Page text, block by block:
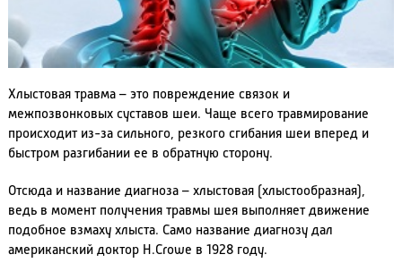
Хлыстовая травма – это повреждение связок и
межпозвонковых суставов шеи. Чаще всего травмирование
происходит из-за сильного, резкого сгибания шеи вперед и
быстром разгибании ее в обратную сторону.
Отсюда и название диагноза – хлыстовая (хлыстообразная),
ведь в момент получения травмы шея выполняет движение
подобное взмаху хлыста. Само название диагнозу дал
американский доктор Н.Сrowe в 1928 году.